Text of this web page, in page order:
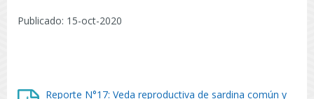
Publicado: 15-oct-2020
Reporte N°17: Veda reproductiva de sardina común y